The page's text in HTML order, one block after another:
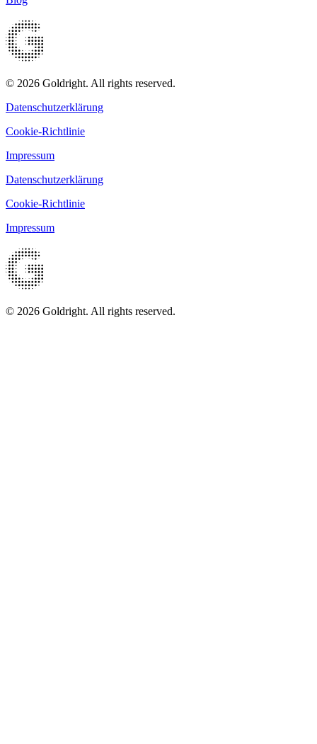
© 2026 Goldright. All rights reserved.
Datenschutzerklärung
Cookie-Richtlinie
Impressum
Datenschutzerklärung
Cookie-Richtlinie
Impressum
© 2026 Goldright. All rights reserved.